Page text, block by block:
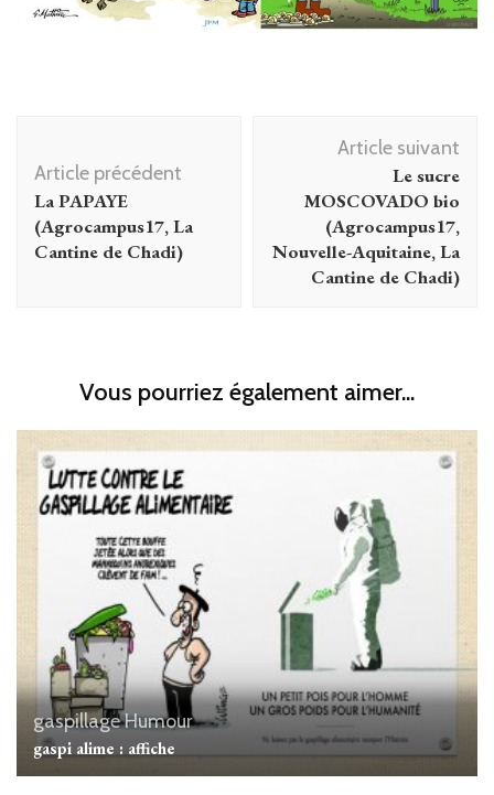
d'article
Article précédent
La PAPAYE
(Agrocampus17, La
Cantine de Chadi)
Article suivant
Le sucre
MOSCOVADO bio
(Agrocampus17,
Nouvelle-Aquitaine, La
Cantine de Chadi)
Vous pourriez également aimer...
gaspillageHumour
gaspi alime : affiche